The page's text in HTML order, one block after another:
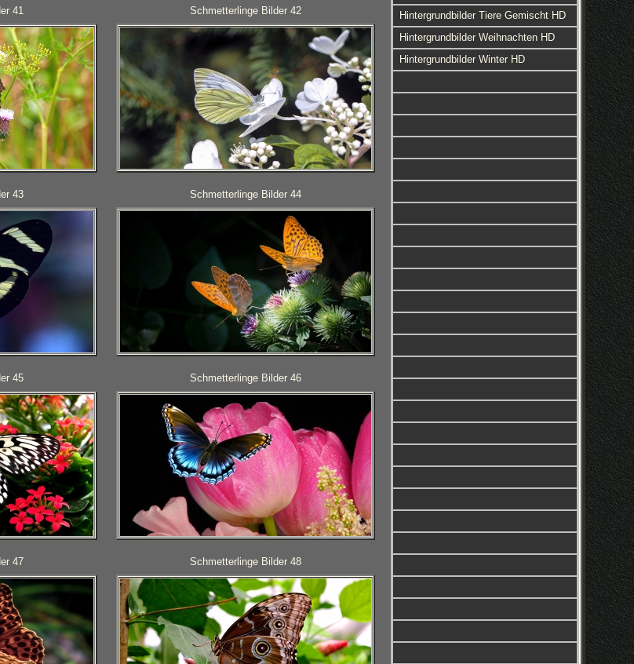
41 Schmetterlinge Bilder 42
43 Schmetterlinge Bilder 44
45 Schmetterlinge Bilder 46
47 Schmetterlinge Bilder 48
Hintergrundbilder Tiere Gemischt HD
Hintergrundbilder Weihnachten HD
Hintergrundbilder Winter HD